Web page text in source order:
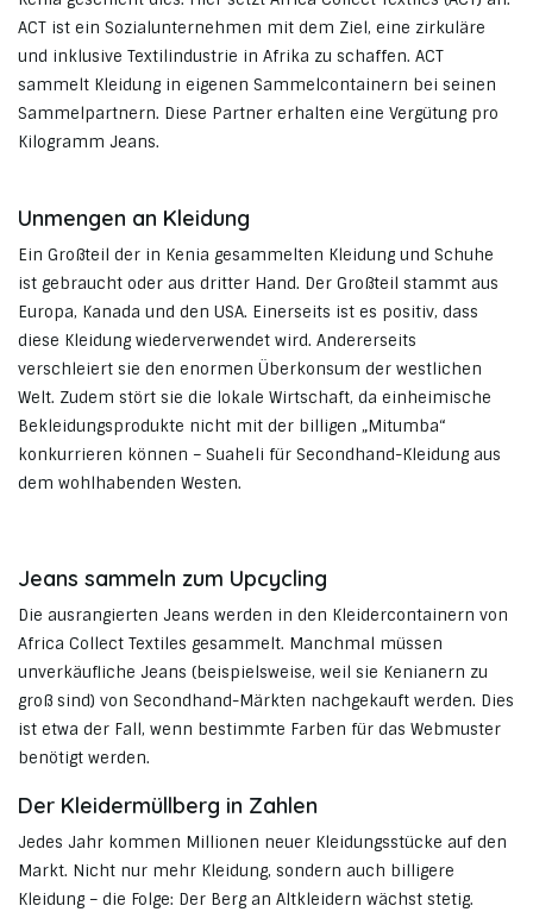
ACT ist ein Sozialunternehmen mit dem Ziel, eine zirkuläre
und inklusive Textilindustrie in Afrika zu schaffen. ACT
sammelt Kleidung in eigenen Sammelcontainern bei seinen
Sammelpartnern. Diese Partner erhalten eine Vergütung pro
Kilogramm Jeans.
Unmengen an Kleidung
Ein Großteil der in Kenia gesammelten Kleidung und Schuhe
ist gebraucht oder aus dritter Hand. Der Großteil stammt aus
Europa, Kanada und den USA. Einerseits ist es positiv, dass
diese Kleidung wiederverwendet wird. Andererseits
verschleiert sie den enormen Überkonsum der westlichen
Welt. Zudem stört sie die lokale Wirtschaft, da einheimische
Bekleidungsprodukte nicht mit der billigen „Mitumba“
konkurrieren können – Suaheli für Secondhand-Kleidung aus
dem wohlhabenden Westen.
Jeans sammeln zum Upcycling
Die ausrangierten Jeans werden in den Kleidercontainern von
Africa Collect Textiles gesammelt. Manchmal müssen
unverkäufliche Jeans (beispielsweise, weil sie Kenianern zu
groß sind) von Secondhand-Märkten nachgekauft werden. Dies
ist etwa der Fall, wenn bestimmte Farben für das Webmuster
benötigt werden.
Der Kleidermüllberg in Zahlen
Jedes Jahr kommen Millionen neuer Kleidungsstücke auf den
Markt. Nicht nur mehr Kleidung, sondern auch billigere
Kleidung – die Folge: Der Berg an Altkleidern wächst stetig.